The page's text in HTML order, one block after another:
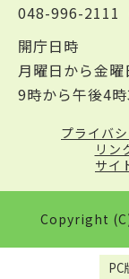
048-996-2111
開庁日時
月曜日から金
9時から午後4
プライバ
リン
サイ
Copyright
PC